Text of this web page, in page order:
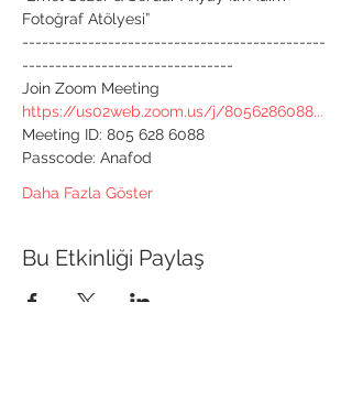
Fotoğraf Atölyesi”
----------------------------------------------
--------------------------------
Join Zoom Meeting
https://us02web.zoom.us/j/8056286088...
Meeting ID: 805 628 6088
Passcode: Anafod
Daha Fazla Göster
Bu Etkinliği Paylaş